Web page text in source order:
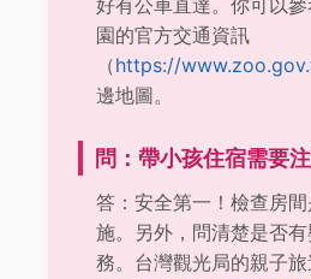
園的官方交通資訊
（https://
邊地圖。
問：帶小孩住宿需要
答：安全第一！檢查房
施。另外，問清楚是否
務。台灣觀光局的親子